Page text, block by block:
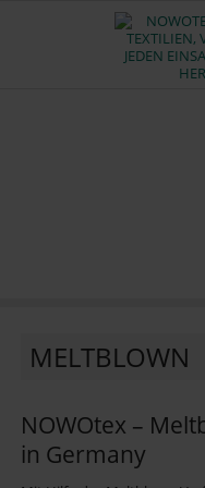
MELTBLOWN
NOWOtex –
in Germany